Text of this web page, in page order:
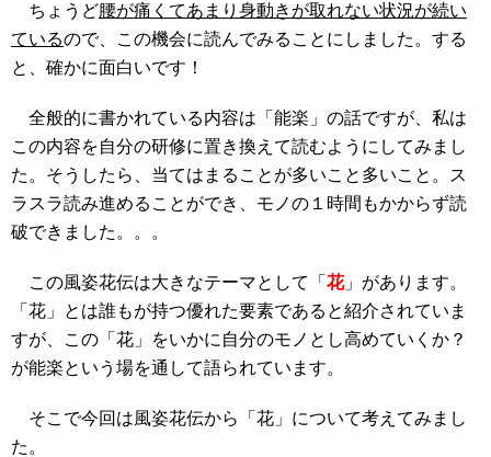
ちょうど腰が痛くてあまり身動きが取れない状況が続い
ているので、この機会に読んでみることにしました。する
と、確かに面白いです！
全般的に書かれている内容は「能楽」の話ですが、私は
この内容を自分の研修に置き換えて読むようにしてみまし
た。そうしたら、当てはまることが多いこと多いこと。ス
ラスラ読み進めることができ、モノの１時間もかからず読
破できました。。。
この風姿花伝は大きなテーマとして「 花」があります。
「花」とは誰もが持つ優れた要素であると紹介されていま
すが、この「花」をいかに自分のモノとし高めていくか？
が能楽という場を通して語られています。
そこで今回は風姿花伝から「花」について考えてみまし
た。